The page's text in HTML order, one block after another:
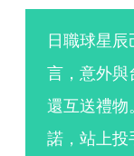
日職球星
言，意外
還互送禮物
諾，站上